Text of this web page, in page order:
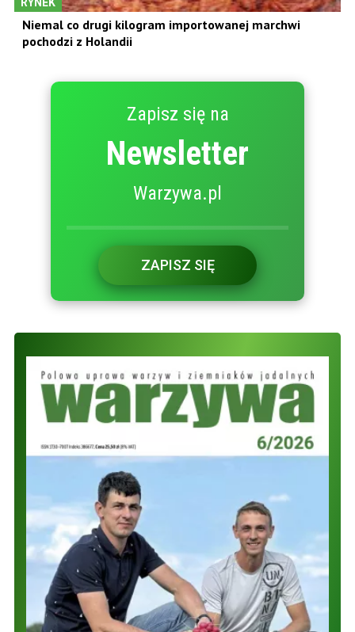
Niemal co drugi kilogram importowanej marchwi
pochodzi z Holandii
Zapisz się na
Newsletter
Warzywa.pl
ZAPISZ SIĘ